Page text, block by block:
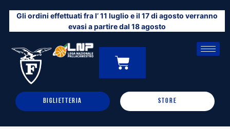
contenuto
Gli ordini effettuati fra l’ 11 luglio e il 17 di agosto verranno
evasi a partire dal 18 agosto
0
CARRELLO
BIGLIETTERIA STORE